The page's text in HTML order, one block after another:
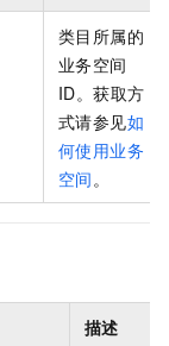
类目所属的
业务空间
ID。获取方
式请参见如
何使用业务
空间 。
描述